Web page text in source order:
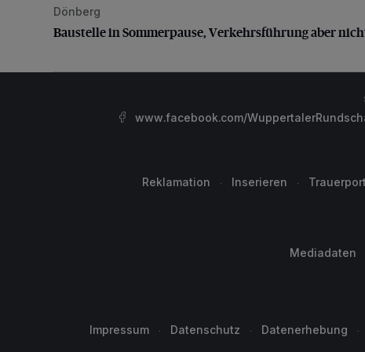
Baustelle in Sommerpause, Verkehrsführung aber nicht
Dönberg
Baustelle in Sommerpause, Verkehrsführung aber
www.facebook.com/
Reklamation Inserieren
Mediadaten
Impressum Datenschutz Datenerhebung